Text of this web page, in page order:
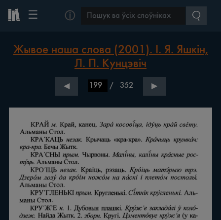
☰ ⓘ
Жывое наша слова (2001). І. Я. Яшкін,
Л. П. Кунцэвіч
◀ / 352 ▶